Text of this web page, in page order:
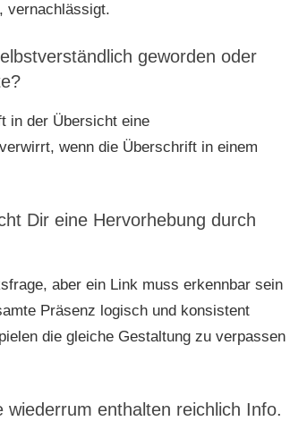
vernachlässigt.
geworden oder
in der Übersicht eine
wenn die Überschrift in einem
Dir eine Hervorhebung durch
aber ein Link muss erkennbar sein
Präsenz logisch und konsistent
die gleiche Gestaltung zu verpassen
enthalten reichlich Info.